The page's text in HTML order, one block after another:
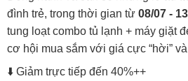
đình trẻ, trong thời gian từ 08/07 -
tung loạt combo tủ lạnh + máy giặt
cơ hội mua sắm với giá cực “hời”
⬇️ Giảm trực tiếp đến 40%++